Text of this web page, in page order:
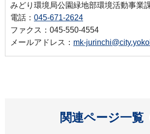
みどり環境局公園緑地部環境活動事業
電話： 045-671-2624
ファクス：045-550-4554
メールアドレス： mk-
関連ページ一覧
開く